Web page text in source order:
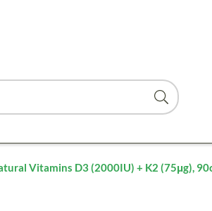
Vitamins D3 (2000IU) + K2 (75μg),